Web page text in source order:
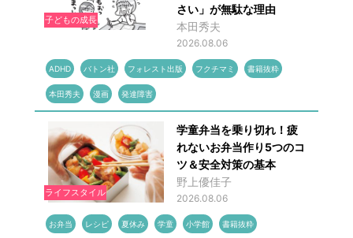
子どもの成長
さい」が無駄な理由
本田秀夫
2026.08.06
ADHD バトン社 フォレスト出版 フクチマミ 書籍抜粋
本田秀夫 漫画 発達障害
ライフスタイル
学童弁当を乗り切れ！疲
れないお弁当作り5つのコ
ツ＆安全対策の基本
野上優佳子
2026.08.06
お弁当 レシピ 夏休み 学童 小学館 書籍抜粋